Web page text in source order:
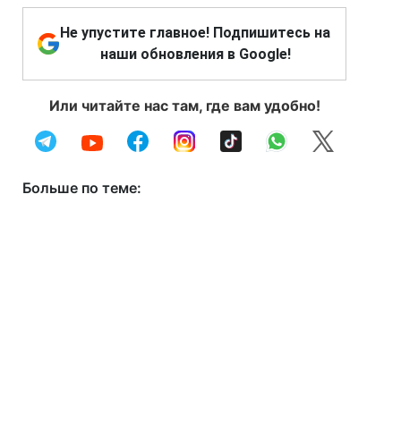
Не упустите главное! Подпишитесь на
наши обновления в Google!
Или читайте нас там, где вам удобно!
Больше по теме: